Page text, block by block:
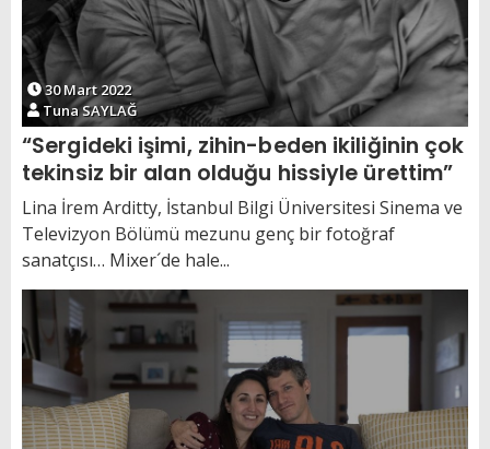
30 Mart 2022
Tuna SAYLAĞ
“Sergideki işimi, zihin-beden ikiliğinin çok
tekinsiz bir alan olduğu hissiyle ürettim”
Lina İrem Arditty, İstanbul Bilgi Üniversitesi Sinema ve
Televizyon Bölümü mezunu genç bir fotoğraf
sanatçısı… Mixer´de hale...